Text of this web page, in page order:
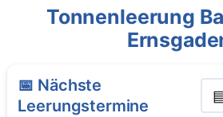
Tonnenleerung
📅 Nächste
Leerungstermine